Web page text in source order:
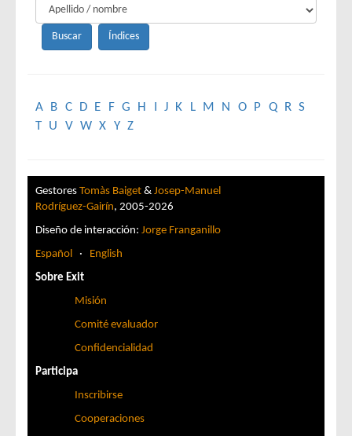
A B C D E F G H J K L M N O P Q R S
T U V W X Y Z
Gestores Tomàs Baiget & Josep-Manuel
Rodríguez-Gairín, 2005-2026
Diseño de interacción: Jorge Franganillo
Español · English
Sobre Exit
Misión
Comité evaluador
Confidencialidad
Participa
Inscribirse
Cooperaciones